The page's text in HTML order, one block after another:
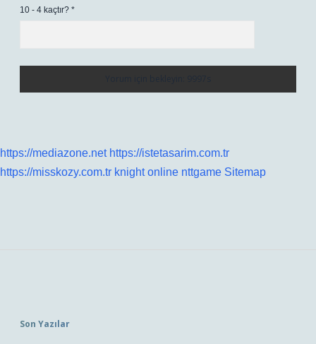
10 - 4 kaçtır? *
https://mediazone.net https://istetasarim.com.tr
https://misskozy.com.tr knight online nttgame Sitemap
Son Yazılar